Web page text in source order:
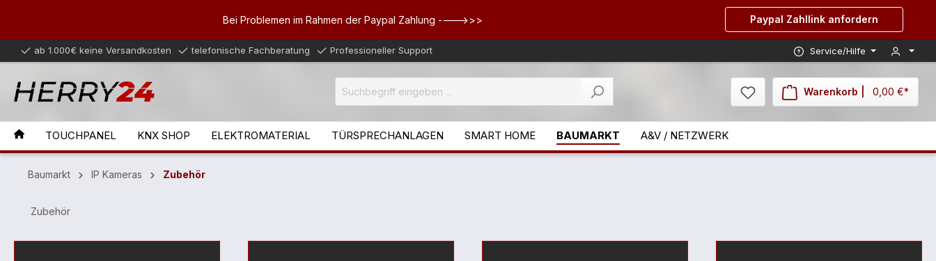
Bei Problemen im Rahmen der Paypal Zahlung ---->>> Paypal Zahllink anfordern
ab 1.000€ keine Versandkosten telefonische Fachberatung Professioneller Support Service/Hilfe
Warenkorb | 0,00 €*
TOUCHPANEL KNX SHOP ELEKTROMATERIAL TÜRSPRECHANLAGEN SMART HOME BAUMARKT A&V / NETZWERK
Baumarkt IP Kameras Zubehör
Zubehör